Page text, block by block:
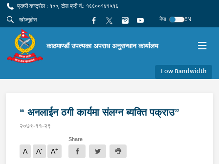
प्रहरी कन्ट्रोल : १००, टोल फ्री नं.: १६६००१४१५१६
नेपा
EN
काठमाण्डौं उपत्यका अपराध अनुसन्धान कार्यालय
Low Bandwidth
“ अनलाईन ठगी कार्यमा संलग्न ब्यक्ति पक्राउ”
२०७९-११-२९
A A- A+
Share